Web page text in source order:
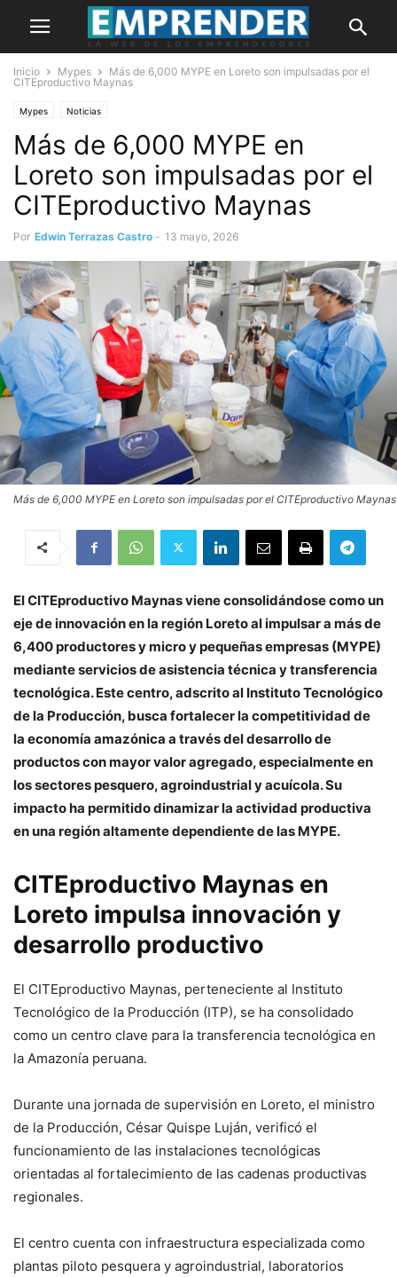
Inicio Mypes
Más de 6,000 MYPE en Loreto son impulsadas por el
CITEproductivo Maynas
Mypes Noticias
Más de 6,000 MYPE en
Loreto son impulsadas por el
CITEproductivo Maynas
Por Edwin Terrazas Castro - 13 mayo, 2026
Más de 6,000 MYPE en Loreto son impulsadas por el CITEproductivo Maynas
El CITEproductivo Maynas viene consolidándose como un
eje de innovación en la región Loreto al impulsar a más de
6,400 productores y micro y pequeñas empresas (MYPE)
mediante servicios de asistencia técnica y transferencia
tecnológica. Este centro, adscrito al Instituto Tecnológico
de la Producción, busca fortalecer la competitividad de
la economía amazónica a través del desarrollo de
productos con mayor valor agregado, especialmente en
los sectores pesquero, agroindustrial y acuícola. Su
impacto ha permitido dinamizar la actividad productiva
en una región altamente dependiente de las MYPE.
CITEproductivo Maynas en
Loreto impulsa innovación y
desarrollo productivo
El CITEproductivo Maynas, perteneciente al Instituto
Tecnológico de la Producción (ITP), se ha consolidado
como un centro clave para la transferencia tecnológica en
la Amazonía peruana.
Durante una jornada de supervisión en Loreto, el ministro
de la Producción, César Quispe Luján, verificó el
funcionamiento de las instalaciones tecnológicas
orientadas al fortalecimiento de las cadenas productivas
regionales.
El centro cuenta con infraestructura especializada como
plantas piloto pesquera y agroindustrial, laboratorios